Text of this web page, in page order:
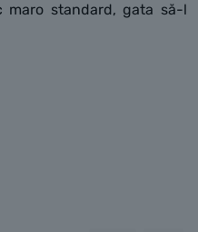
maro standard, gata să-l